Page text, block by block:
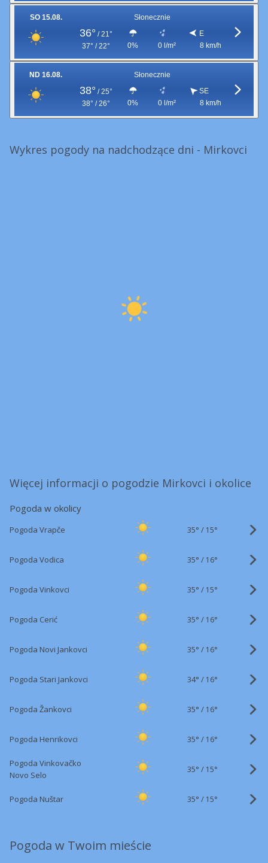
SO 15.08. Słonecznie
36° / 21°
37° / 22°
0% 0 l/m²
E
8 km/h
ND 16.08. Słonecznie
38° / 25°
38° / 26°
0% 0 l/m²
SE
8 km/h
Wykres pogody na nadchodzące dni - Mirkovci
Więcej informacji o pogodzie Mirkovci i okolice
Pogoda w okolicy
Pogoda Vrapče 35° / 15°
Pogoda Vodica 35° / 16°
Pogoda Vinkovci 35° / 15°
Pogoda Cerić 35° / 16°
Pogoda Novi Jankovci 35° / 16°
Pogoda Stari Jankovci 34° / 16°
Pogoda Žankovci 35° / 16°
Pogoda Henrikovci 35° / 16°
Pogoda Vinkovačko
Novo Selo
35° / 15°
Pogoda Nuštar 35° / 15°
Pogoda w Twoim mieście